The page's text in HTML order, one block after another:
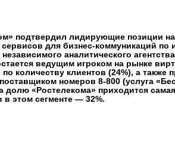
подтвердил лидирующие позиции
для бизнес-коммуникаций по
аналитического
ведущим игроком на рынке
количеству клиентов (24%), а также
номеров 8-800 (услуга
долю «Ростелекома» приходится самая
в этом сегменте — 32%.